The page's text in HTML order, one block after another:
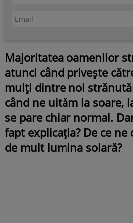
Majoritatea oamenilor
atunci când privește
mulți dintre noi
când ne uităm la soare,
se pare chiar normal.
fapt explicația? De ce ne
de mult lumina solară?